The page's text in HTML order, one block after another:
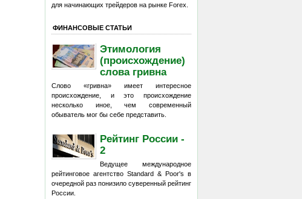
для начинающих трейдеров на рынке Forex.
ФИНАНСОВЫЕ СТАТЬИ
Этимология
(происхождение)
слова гривна
Слово «гривна» имеет интересное
происхождение, и это происхождение
несколько иное, чем современный
обыватель мог бы себе представить.
Рейтинг России -
2
Ведущее международное
рейтинговое агентство Standard & Poor's в
очередной раз понизило суверенный рейтинг
России.